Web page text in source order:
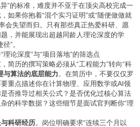
”的标准，难度并不亚于在顶尖高校完成一
如果你抱着“混个实习证明”或“随便做做就
会失望而归。只有那些真正热爱科研、愿
，并能展现出超越同龄人理论深度的学
”。
论深度”与“项目落地”的筛选点
简历的撰写策略必须从“工程能力”转向“科
与算法的底层能力。在简历中，不要仅仅罗
重点描述你在计算物理、应用数学或AI领
否推导过相关公式？是否优化过核心算法
的科学数据？这些细节是面试官判断你“理
科研经历。岗位明确要求“连续三个月以